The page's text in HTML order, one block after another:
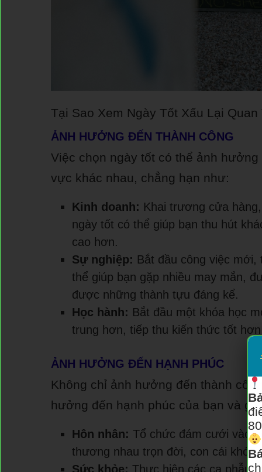
Tại Sao Xem Ngày Tốt Xấu Lại Quan
ẢNH HƯỞNG ĐẾN THÀNH CÔNG
Việc chọn ngày tốt có thể ảnh
vực khác nhau, chẳng hạn như:
Kinh doanh: Khai trương cửa
ngày tốt có thể giúp bạn thu hút
cao hơn.
Sự nghiệp: Bắt đầu công việc
thể giúp bạn gặp nhiều may mắn,
được những thành tựu đáng kể.
Học hành: Bắt đầu một khóa học
trung hơn, tiếp thu kiến thức tốt
ẢNH HƯỞNG ĐẾN HẠNH PHÚC
Không chỉ ảnh hưởng đến thành
hưởng đến hạnh phúc của bạn và
Hôn nhân: Tổ chức đám cưới vào
thương nhau trọn đời, con cái khỏe
Sức khỏe: Thực hiện các ca phẫu